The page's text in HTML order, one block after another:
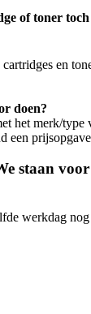
of toner toch
en
doen?
het merk/
een
staan
werkdag nog